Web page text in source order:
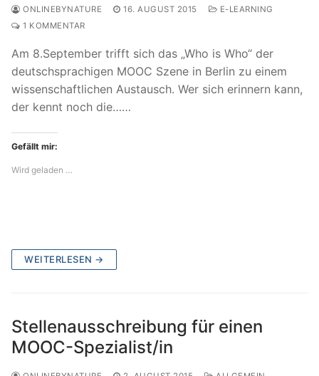
ONLINEBYNATURE 16. AUGUST 2015
E-LEARNING
1 KOMMENTAR
Am 8.September trifft sich das „Who is Who“ der
deutschsprachigen MOOC Szene in Berlin zu einem
wissenschaftlichen Austausch. Wer sich erinnern kann,
der kennt noch die……
Gefällt mir:
Wird geladen …
WEITERLESEN →
Stellenausschreibung für einen
MOOC-Spezialist/in